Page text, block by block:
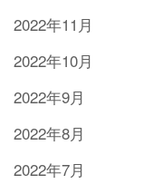
2022年11月
2022年10月
2022年9月
2022年8月
2022年7月